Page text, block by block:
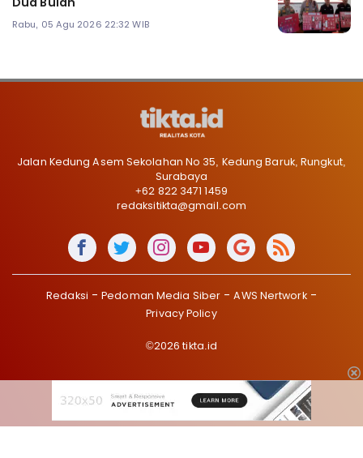
Rabu, 05 Agu 2026 22:32 WIB
Jalan Kedung Asem Sekolahan No 35, Kedung Baruk, Rungkut,
Surabaya
+62 822 3471 1459
redaksitikta@gmail.com
Redaksi Pedoman Media Siber
AWS Nertwork
Privacy Policy
©2026 tikta.id